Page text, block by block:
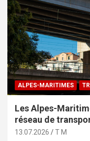
ALPES-MARITIMES
Les Alpes-
réseau de
13.07.2026 T M